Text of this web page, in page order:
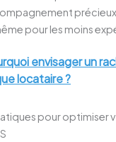
pour les moins
envisager un
locataire ?
pour optimiser